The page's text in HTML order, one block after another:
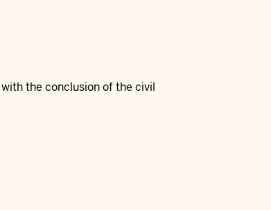
the conclusion of the civil